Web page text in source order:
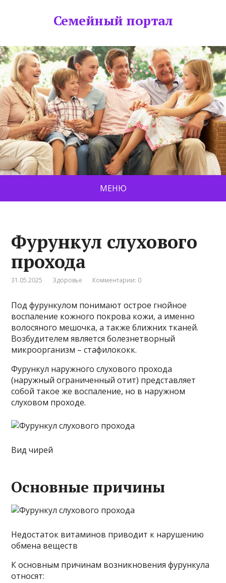
Семейный портал
МЕНЮ
Фурункул слухового
прохода
31.05.2025 Здоровье Комментарии: 0
Под фурункулом понимают острое гнойное
воспаление кожного покрова кожи, а именно
волосяного мешочка, а также ближних тканей.
Возбудителем является болезнетворный
микроорганизм – стафилококк.
Фурункул наружного слухового прохода
(наружный ограниченный отит) представляет
собой такое же воспаление, но в наружном
слуховом проходе.
Вид чирей
Основные причины
Недостаток витаминов приводит к нарушению
обмена веществ
К основным причинам возникновения фурункула
относят: